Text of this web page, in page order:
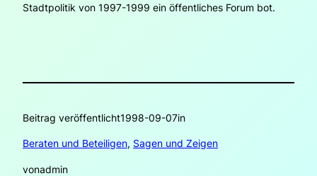
Stadtpolitik von 1997-1999 ein öffentliches Forum bot.
Beitrag veröffentlicht1998-09-07in
Beraten und Beteiligen, Sagen und Zeigen
vonadmin